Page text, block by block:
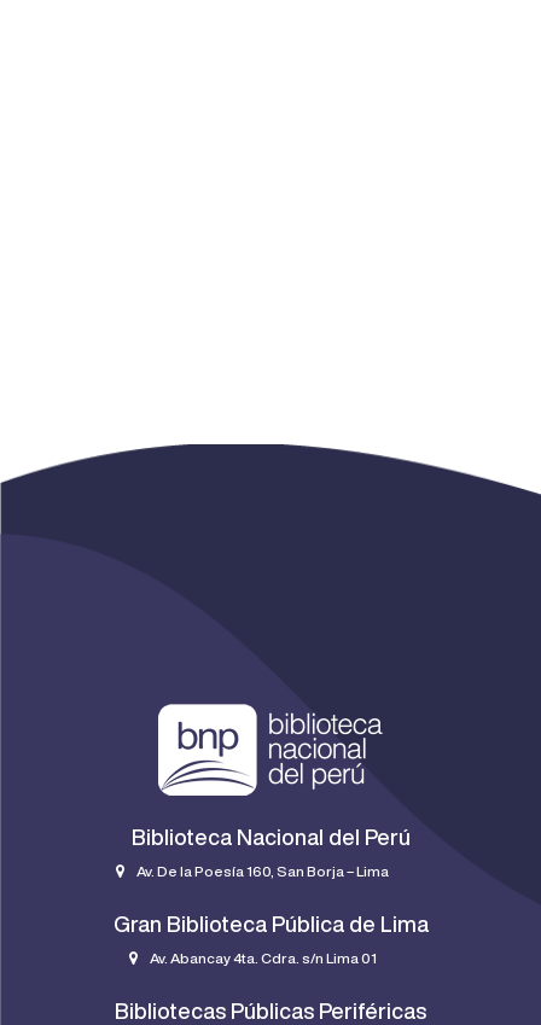
Biblioteca Nacional del Perú
Av. De la Poesía 160, San Borja – Lima
Gran Biblioteca Pública de Lima
Av. Abancay 4ta. Cdra. s/n Lima 01
Bibliotecas Públicas Periféricas